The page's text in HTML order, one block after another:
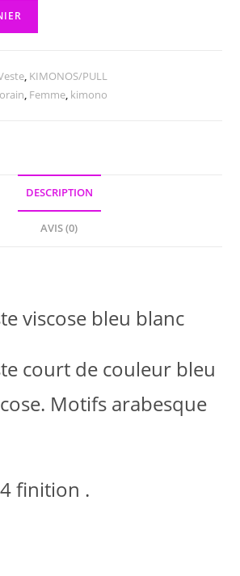
KIMONOS/PULL
Femme kimono
DESCRIPTION
AVIS (0)
viscose bleu blanc
court de couleur bleu
Motifs arabesque
finition .